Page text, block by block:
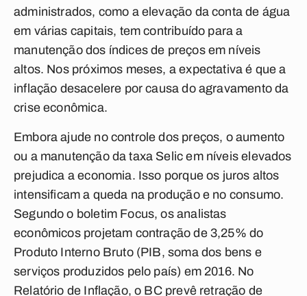
administrados, como a elevação da conta de água
em várias capitais, tem contribuído para a
manutenção dos índices de preços em níveis
altos. Nos próximos meses, a expectativa é que a
inflação desacelere por causa do agravamento da
crise econômica.
Embora ajude no controle dos preços, o aumento
ou a manutenção da taxa Selic em níveis elevados
prejudica a economia. Isso porque os juros altos
intensificam a queda na produção e no consumo.
Segundo o boletim Focus, os analistas
econômicos projetam contração de 3,25% do
Produto Interno Bruto (PIB, soma dos bens e
serviços produzidos pelo país) em 2016. No
Relatório de Inflação, o BC prevê retração de